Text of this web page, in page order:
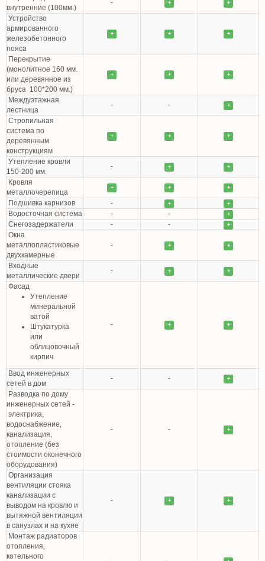
внутренние (100мм.)
- + +
Устройство
армированного
железобетонного
пояса
+ + +
Перекрытие
(монолитное 160 мм.
или деревянное из
бруса 100*200 мм.)
+ + +
Междуэтажная
лестница
- - +
Стропильная
система по
деревянным
конструкциям
+ + +
Утепление кровли
150-200 мм.
- + +
Кровля
металлочерепица
+ + +
Подшивка карнизов - + +
Водосточная система - - +
Снегозадержатели - - +
Окна
металлопластиковые
двухкамерные
- + +
Входные
металлические двери
- + +
Фасад
Утепление
минеральной
ватой
Штукатурка
или
облицовочный
кирпич
- + +
Ввод инженерных
сетей в дом
- - +
Разводка по дому
инженерных сетей -
электрика,
водоснабжение,
канализация,
отопление (без
стоимости оконечного
оборудования)
- - +
Организация
вентиляции стояка
канализации с
выводом на кровлю и
вытяжной вентиляции
в санузлах и на кухне
- + +
Монтаж радиаторов
отопления,
котельного